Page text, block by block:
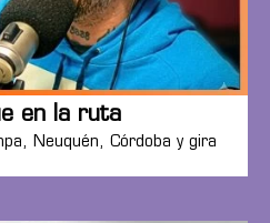
en la ruta
Neuquén, Córdoba y gira